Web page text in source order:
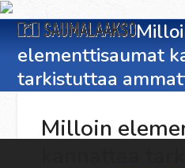
Skip
to
content
Open
mobile
menu
Close
mobile
menu
elementtisaumat
tarkistuttaa
Milloin